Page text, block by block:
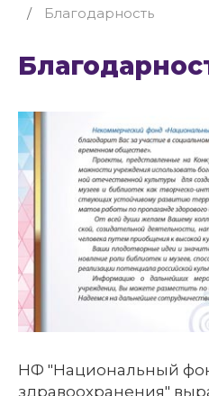
Благодарность
НФ "Национальный
здравоохранения"